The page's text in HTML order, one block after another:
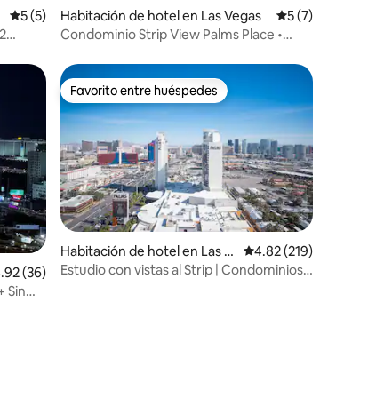
Calificación promedio: 5 de 5; 5 evaluaciones
5 (5)
Habitación de hotel en Las Vegas Calificación
5 (7)
Condominio Strip View Palms Place •
promedio: 4.92 de 5; 36 evaluaciones
(36)
Sin
Favorito entre huéspedes
Favorito entre huéspedes
Habitación de hotel en Las V
egas
Calificación promedio:
4.82 (219)
Estudio con vistas al Strip | Condominios